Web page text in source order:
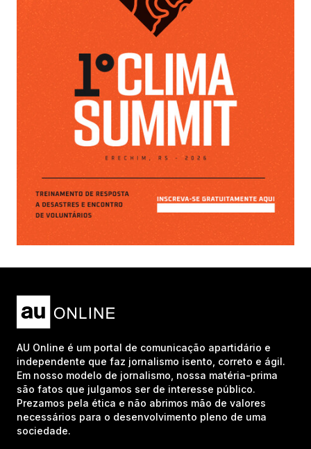
AU Online é um portal de comunicação apartidário e
independente que faz jornalismo isento, correto e ágil.
Em nosso modelo de jornalismo, nossa matéria-prima
são fatos que julgamos ser de interesse público.
Prezamos pela ética e não abrimos mão de valores
necessários para o desenvolvimento pleno de uma
sociedade.